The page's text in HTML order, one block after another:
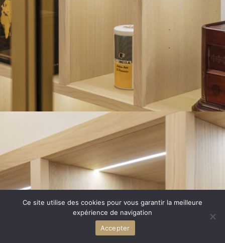
Ce site utilise des cookies pour vous garantir la meilleure
expérience de navigation
Accepter